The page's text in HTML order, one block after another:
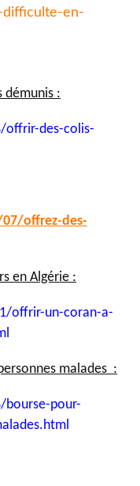
difficulte-en-
démunis :
offrir-des-colis-
offrez-des-
en Algérie :
offrir-un-coran-a-
malades :
bourse-pour-